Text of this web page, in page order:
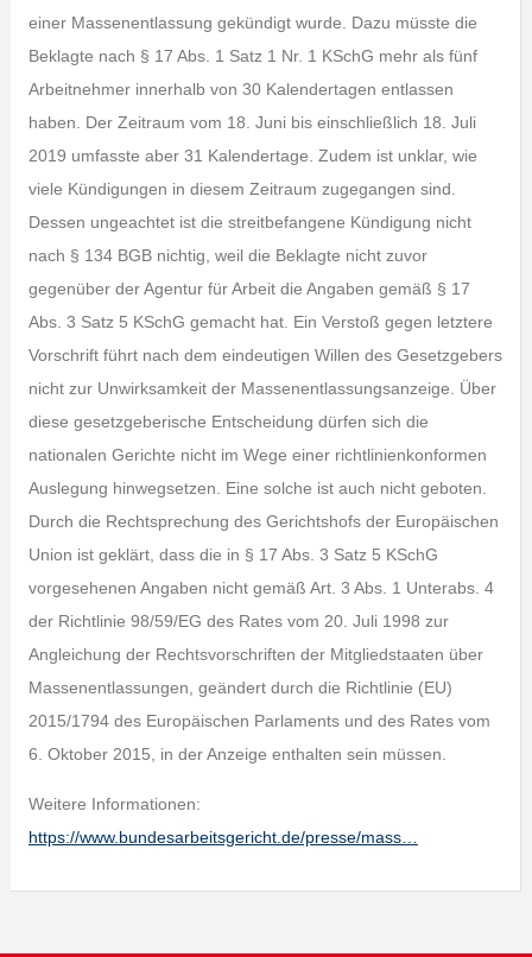
einer Massenentlassung gekündigt wurde. Dazu müsste die
Beklagte nach § 17 Abs. 1 Satz 1 Nr. 1 KSchG mehr als fünf
Arbeitnehmer innerhalb von 30 Kalendertagen entlassen
haben. Der Zeitraum vom 18. Juni bis einschließlich 18. Juli
2019 umfasste aber 31 Kalendertage. Zudem ist unklar, wie
viele Kündigungen in diesem Zeitraum zugegangen sind.
Dessen ungeachtet ist die streitbefangene Kündigung nicht
nach § 134 BGB nichtig, weil die Beklagte nicht zuvor
gegenüber der Agentur für Arbeit die Angaben gemäß § 17
Abs. 3 Satz 5 KSchG gemacht hat. Ein Verstoß gegen letztere
Vorschrift führt nach dem eindeutigen Willen des Gesetzgebers
nicht zur Unwirksamkeit der Massenentlassungsanzeige. Über
diese gesetzgeberische Entscheidung dürfen sich die
nationalen Gerichte nicht im Wege einer richtlinienkonformen
Auslegung hinwegsetzen. Eine solche ist auch nicht geboten.
Durch die Rechtsprechung des Gerichtshofs der Europäischen
Union ist geklärt, dass die in § 17 Abs. 3 Satz 5 KSchG
vorgesehenen Angaben nicht gemäß Art. 3 Abs. 1 Unterabs. 4
der Richtlinie 98/59/EG des Rates vom 20. Juli 1998 zur
Angleichung der Rechtsvorschriften der Mitgliedstaaten über
Massenentlassungen, geändert durch die Richtlinie (EU)
2015/1794 des Europäischen Parlaments und des Rates vom
6. Oktober 2015, in der Anzeige enthalten sein müssen.
Weitere Informationen:
https://www.bundesarbeitsgericht.de/presse/mass…